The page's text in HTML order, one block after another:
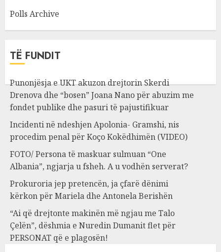
Polls Archive
TË FUNDIT
Punonjësja e UKT akuzon drejtorin Skerdi
Drenova dhe “bosen” Joana Nano për abuzim me
fondet publike dhe pasuri të pajustifikuar
Incidenti në ndeshjen Apolonia- Gramshi, nis
procedim penal për Koço Kokëdhimën (VIDEO)
FOTO/ Persona të maskuar sulmuan “One
Albania”, ngjarja u fsheh. A u vodhën serverat?
Prokuroria jep pretencën, ja çfarë dënimi
kërkon për Mariela dhe Antonela Berishën
“Ai që drejtonte makinën më ngjau me Talo
Çelën”, dëshmia e Nuredin Dumanit flet për
PERSONAT që e plagosën!